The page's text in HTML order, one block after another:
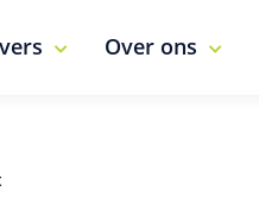
Over ons